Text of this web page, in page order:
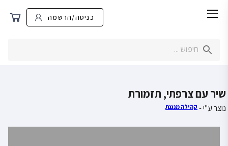
כניסה/הרשמה
שיר עם צרפתי, תזמורת
נוצר ע"י - קהילה מנגנת